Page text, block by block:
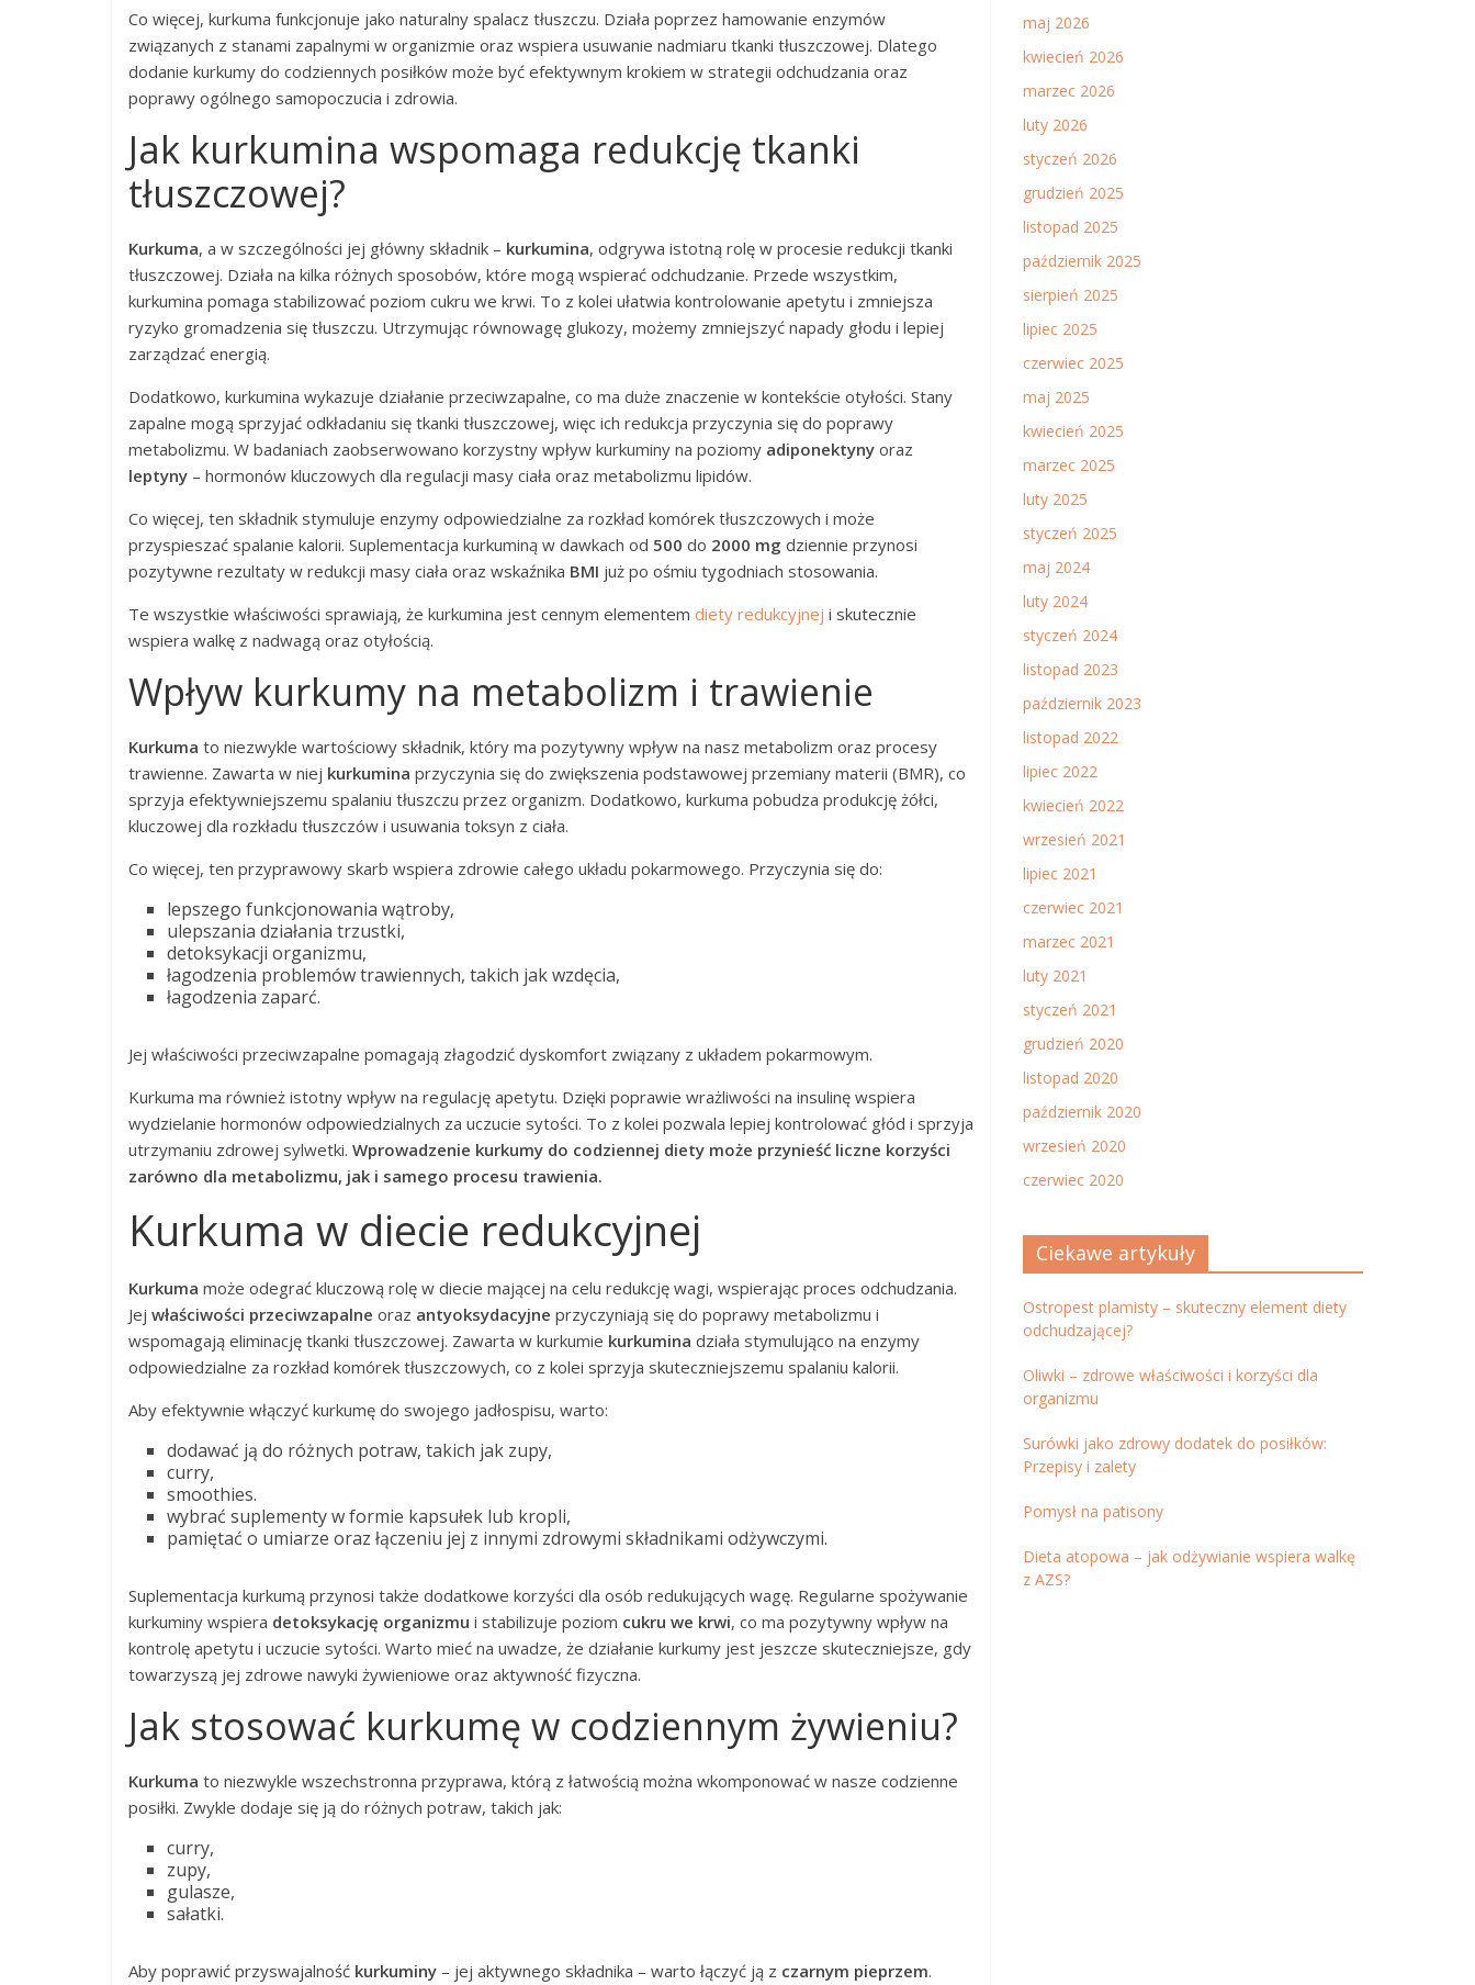
Co więcej, kurkuma funkcjonuje jako naturalny spalacz tłuszczu. Działa poprzez hamowanie enzymów
związanych z stanami zapalnymi w organizmie oraz wspiera usuwanie nadmiaru tkanki tłuszczowej. Dlatego
dodanie kurkumy do codziennych posiłków może być efektywnym krokiem w strategii odchudzania oraz
poprawy ogólnego samopoczucia i zdrowia.
Jak kurkumina wspomaga redukcję tkanki
tłuszczowej?
Kurkuma, a w szczególności jej główny składnik – kurkumina, odgrywa istotną rolę w procesie redukcji tkanki
tłuszczowej. Działa na kilka różnych sposobów, które mogą wspierać odchudzanie. Przede wszystkim,
kurkumina pomaga stabilizować poziom cukru we krwi. To z kolei ułatwia kontrolowanie apetytu i zmniejsza
ryzyko gromadzenia się tłuszczu. Utrzymując równowagę glukozy, możemy zmniejszyć napady głodu i lepiej
zarządzać energią.
Dodatkowo, kurkumina wykazuje działanie przeciwzapalne, co ma duże znaczenie w kontekście otyłości. Stany
zapalne mogą sprzyjać odkładaniu się tkanki tłuszczowej, więc ich redukcja przyczynia się do poprawy
metabolizmu. W badaniach zaobserwowano korzystny wpływ kurkuminy na poziomy adiponektyny oraz
leptyny – hormonów kluczowych dla regulacji masy ciała oraz metabolizmu lipidów.
Co więcej, ten składnik stymuluje enzymy odpowiedzialne za rozkład komórek tłuszczowych i może
przyspieszać spalanie kalorii. Suplementacja kurkuminą w dawkach od 500 do 2000 mg dziennie przynosi
pozytywne rezultaty w redukcji masy ciała oraz wskaźnika BMI już po ośmiu tygodniach stosowania.
Te wszystkie właściwości sprawiają, że kurkumina jest cennym elementem diety redukcyjnej i skutecznie
wspiera walkę z nadwagą oraz otyłością.
Wpływ kurkumy na metabolizm i trawienie
Kurkuma to niezwykle wartościowy składnik, który ma pozytywny wpływ na nasz metabolizm oraz procesy
trawienne. Zawarta w niej kurkumina przyczynia się do zwiększenia podstawowej przemiany materii (BMR), co
sprzyja efektywniejszemu spalaniu tłuszczu przez organizm. Dodatkowo, kurkuma pobudza produkcję żółci,
kluczowej dla rozkładu tłuszczów i usuwania toksyn z ciała.
Co więcej, ten przyprawowy skarb wspiera zdrowie całego układu pokarmowego. Przyczynia się do:
lepszego funkcjonowania wątroby,
ulepszania działania trzustki,
detoksykacji organizmu,
łagodzenia problemów trawiennych, takich jak wzdęcia,
łagodzenia zaparć.
Jej właściwości przeciwzapalne pomagają złagodzić dyskomfort związany z układem pokarmowym.
Kurkuma ma również istotny wpływ na regulację apetytu. Dzięki poprawie wrażliwości na insulinę wspiera
wydzielanie hormonów odpowiedzialnych za uczucie sytości. To z kolei pozwala lepiej kontrolować głód i sprzyja
utrzymaniu zdrowej sylwetki. Wprowadzenie kurkumy do codziennej diety może przynieść liczne korzyści
zarówno dla metabolizmu, jak i samego procesu trawienia.
Kurkuma w diecie redukcyjnej
Kurkuma może odegrać kluczową rolę w diecie mającej na celu redukcję wagi, wspierając proces odchudzania.
Jej właściwości przeciwzapalne oraz antyoksydacyjne przyczyniają się do poprawy metabolizmu i
wspomagają eliminację tkanki tłuszczowej. Zawarta w kurkumie kurkumina działa stymulująco na enzymy
odpowiedzialne za rozkład komórek tłuszczowych, co z kolei sprzyja skuteczniejszemu spalaniu kalorii.
Aby efektywnie włączyć kurkumę do swojego jadłospisu, warto:
dodawać ją do różnych potraw, takich jak zupy,
curry,
smoothies.
wybrać suplementy w formie kapsułek lub kropli,
pamiętać o umiarze oraz łączeniu jej z innymi zdrowymi składnikami odżywczymi.
Suplementacja kurkumą przynosi także dodatkowe korzyści dla osób redukujących wagę. Regularne spożywanie
kurkuminy wspiera detoksykację organizmu i stabilizuje poziom cukru we krwi, co ma pozytywny wpływ na
kontrolę apetytu i uczucie sytości. Warto mieć na uwadze, że działanie kurkumy jest jeszcze skuteczniejsze, gdy
towarzyszą jej zdrowe nawyki żywieniowe oraz aktywność fizyczna.
Jak stosować kurkumę w codziennym żywieniu?
Kurkuma to niezwykle wszechstronna przyprawa, którą z łatwością można wkomponować w nasze codzienne
posiłki. Zwykle dodaje się ją do różnych potraw, takich jak:
curry,
zupy,
gulasze,
sałatki.
Aby poprawić przyswajalność kurkuminy – jej aktywnego składnika – warto łączyć ją z czarnym pieprzem.
maj 2026
kwiecień 2026
marzec 2026
luty 2026
styczeń 2026
grudzień 2025
listopad 2025
październik 2025
sierpień 2025
lipiec 2025
czerwiec 2025
maj 2025
kwiecień 2025
marzec 2025
luty 2025
styczeń 2025
maj 2024
luty 2024
styczeń 2024
listopad 2023
październik 2023
listopad 2022
lipiec 2022
kwiecień 2022
wrzesień 2021
lipiec 2021
czerwiec 2021
marzec 2021
luty 2021
styczeń 2021
grudzień 2020
listopad 2020
październik 2020
wrzesień 2020
czerwiec 2020
Ciekawe artykuły
Ostropest plamisty – skuteczny element diety
odchudzającej?
Oliwki – zdrowe właściwości i korzyści dla
organizmu
Surówki jako zdrowy dodatek do posiłków:
Przepisy i zalety
Pomysł na patisony
Dieta atopowa – jak odżywianie wspiera walkę
z AZS?